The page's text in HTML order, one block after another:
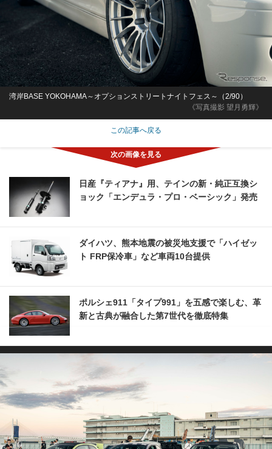
《写真撮影 望月勇輝》
湾岸BASE YOKOHAMA～オプションストリートナイトフェス～（2/90）
この記事へ戻る
日産『ティアナ』用、テインの新・純正互換シ
ョック「エンデュラ・プロ・ベーシック」発売
ダイハツ、熊本地震の被災地支援で「ハイゼッ
ト FRP保冷車」など車両10台提供
ポルシェ911「タイプ991」を五感で楽しむ、革
新と古典が融合した第7世代を徹底特集